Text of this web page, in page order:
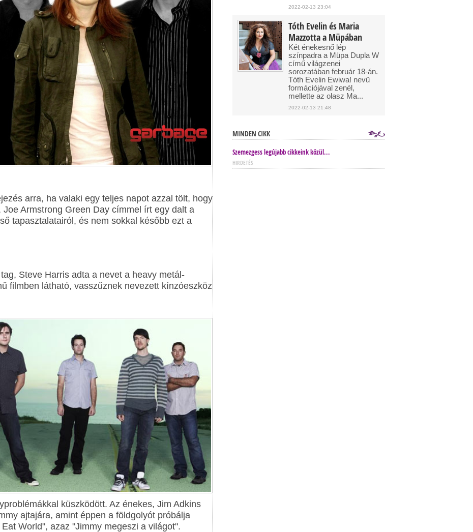
arra, ha valaki egy teljes napot azzal tölt, hogy
Armstrong Green Day címmel írt egy dalt a
tapasztalatairól, és nem sokkal később ezt a
Steve Harris adta a nevet a heavy metál-
filmben látható, vasszűznek nevezett kínzóeszköz
küszködött. Az énekes, Jim Adkins
ajtajára, amint éppen a földgolyót próbálja
World", azaz "Jimmy megeszi a világot".
2022-02-13 23:04
Tóth Evelin és Maria
Mazzotta a Müpában
Két énekesnő lép
színpadra a Müpa Dupla W
című világzenei
sorozatában február 18-án.
Tóth Evelin Ewiwa! nevű
formációjával zenél,
mellette az olasz Ma...
2022-02-13 21:48
MINDEN CIKK
Szemezgess legújabb cikkeink közül...
HIRDETÉS